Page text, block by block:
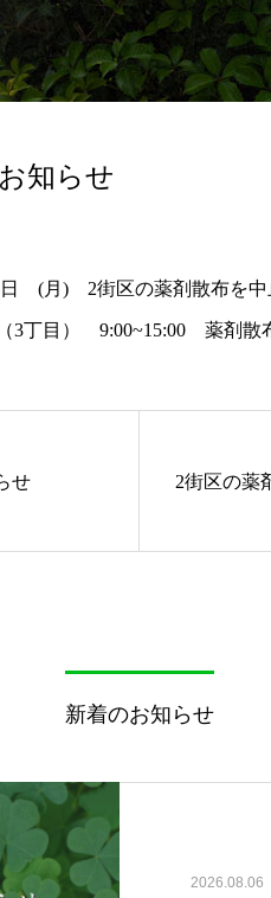
知らせ
(月) 2街区の薬剤散布を中
3丁目） 9:00~15:00 薬剤散
せ 2街区の薬
新着のお知らせ
2026.08.06